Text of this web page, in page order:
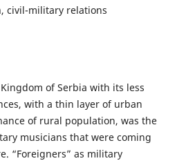
civil-military relations
of Serbia with its less
with a thin layer of urban
of rural population, was the
musicians that were coming
“Foreigners” as military